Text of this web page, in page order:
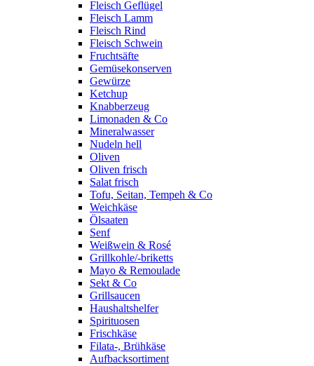
Fleisch Geflügel
Fleisch Lamm
Fleisch Rind
Fleisch Schwein
Fruchtsäfte
Gemüsekonserven
Gewürze
Ketchup
Knabberzeug
Limonaden & Co
Mineralwasser
Nudeln hell
Oliven
Oliven frisch
Salat frisch
Tofu, Seitan, Tempeh & Co
Weichkäse
Ölsaaten
Senf
Weißwein & Rosé
Grillkohle/-briketts
Mayo & Remoulade
Sekt & Co
Grillsaucen
Haushaltshelfer
Spirituosen
Frischkäse
Filata-, Brühkäse
Aufbacksortiment